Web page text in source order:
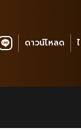
ดาวน์โหลด